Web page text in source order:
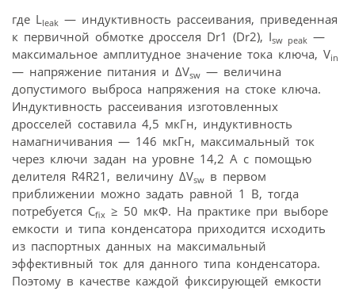
где L leak — индуктивность рассеивания, приведенная
к первичной обмотке дросселя Dr1 (Dr2), Isw peak —
максимальное амплитудное значение тока ключа, Vin
— напряжение питания и ∆Vsw — величина
допустимого выброса напряжения на стоке ключа.
Индуктивность рассеивания изготовленных
дросселей составила 4,5 мкГн, индуктивность
намагничивания — 146 мкГн, максимальный ток
через ключи задан на уровне 14,2 А с помощью
делителя R4R21, величину ∆Vsw в первом
приближении можно задать равной 1 В, тогда
потребуется Cfix ≥ 50 мкФ. На практике при выборе
емкости и типа конденсатора приходится исходить
из паспортных данных на максимальный
эффективный ток для данного типа конденсатора.
Поэтому в качестве каждой фиксирующей емкости